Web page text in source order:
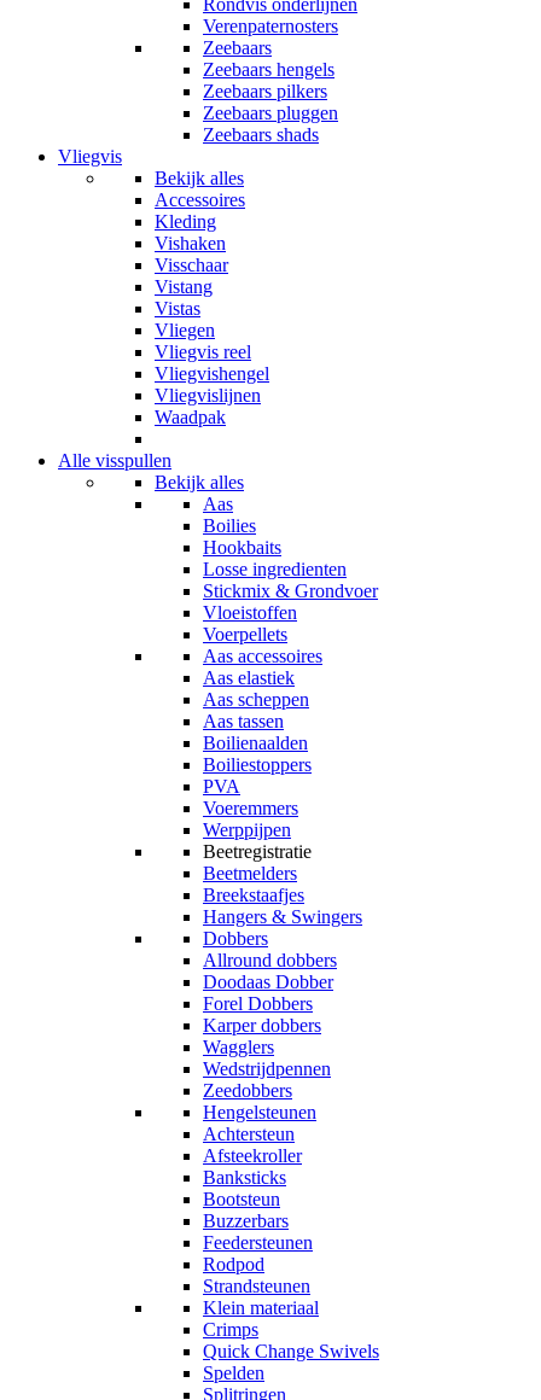
Rondvis onderlijnen
Verenpaternosters
Zeebaars
Zeebaars hengels
Zeebaars pilkers
Zeebaars pluggen
Zeebaars shads
Vliegvis
Bekijk alles
Accessoires
Kleding
Vishaken
Visschaar
Vistang
Vistas
Vliegen
Vliegvis reel
Vliegvishengel
Vliegvislijnen
Waadpak
Alle visspullen
Bekijk alles
Aas
Boilies
Hookbaits
Losse ingredienten
Stickmix & Grondvoer
Vloeistoffen
Voerpellets
Aas accessoires
Aas elastiek
Aas scheppen
Aas tassen
Boilienaalden
Boiliestoppers
PVA
Voeremmers
Werppijpen
Beetregistratie
Beetmelders
Breekstaafjes
Hangers & Swingers
Dobbers
Allround dobbers
Doodaas Dobber
Forel Dobbers
Karper dobbers
Wagglers
Wedstrijdpennen
Zeedobbers
Hengelsteunen
Achtersteun
Afsteekroller
Banksticks
Bootsteun
Buzzerbars
Feedersteunen
Rodpod
Strandsteunen
Klein materiaal
Crimps
Quick Change Swivels
Spelden
Splitringen